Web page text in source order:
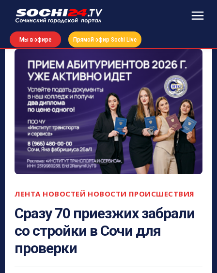
Мы в эфире Прямой эфир Sochi Live
ЛЕНТА НОВОСТЕЙ НОВОСТИ ПРОИСШЕСТВИЯ
Сразу 70 приезжих забрали
со стройки в Сочи для
проверки